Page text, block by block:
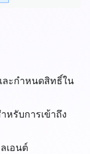
ละกำหนดสิทธิ์ใน
หรับการเข้าถึง
เอนต์